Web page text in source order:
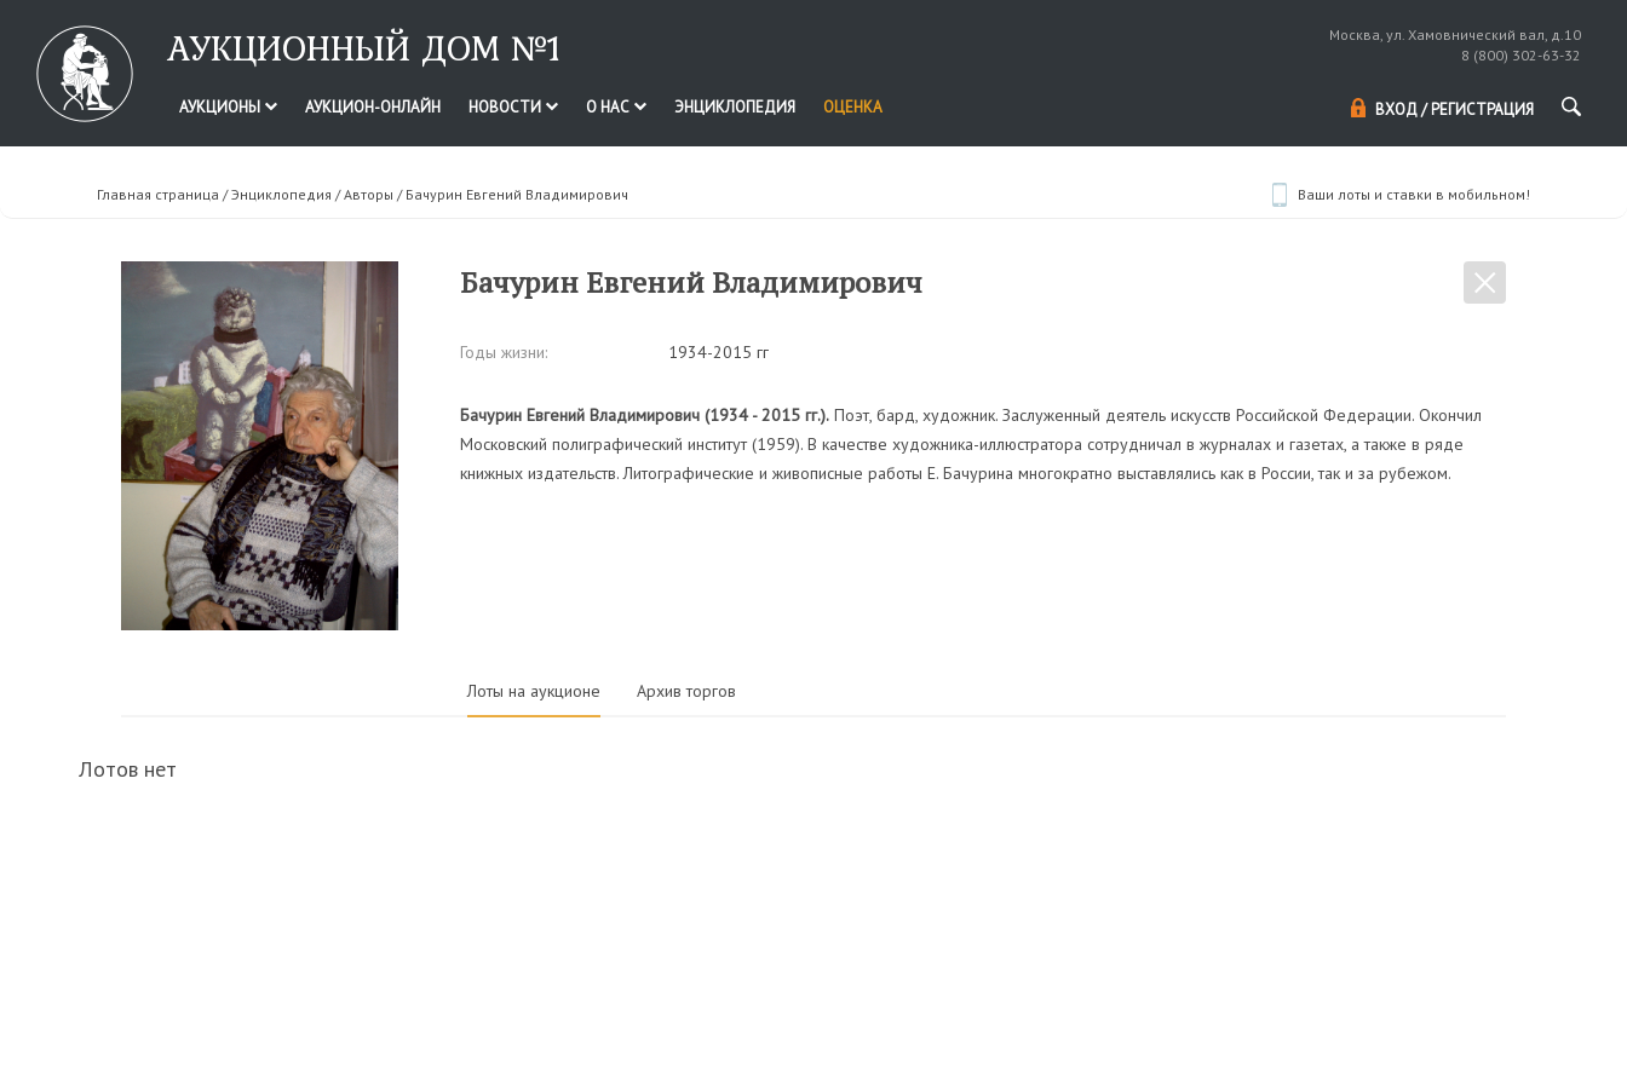
АУКЦИОННЫЙ ДОМ №1
Москва, ул. Хамовнический вал, д.10
8 (800) 302-63-32
АУКЦИОНЫ АУКЦИОН-ОНЛАЙН НОВОСТИ О НАС ЭНЦИКЛОПЕДИЯ ОЦЕНКА ВХОД / РЕГИСТРАЦИЯ
Главная страница /Энциклопедия /Авторы / Бачурин Евгений Владимирович Ваши лоты и ставки в мобильном!
Бачурин Евгений Владимирович
Годы жизни: 1934-2015 гг
Бачурин Евгений Владимирович (1934 - 2015 гг.).Поэт, бард, художник. Заслуженный деятель искусств Российской Федерации. Окончил
Московский полиграфический институт (1959). В качестве художника-иллюстратора сотрудничал в журналах и газетах, а также в ряде
книжных издательств. Литографические и живописные работы Е. Бачурина многократно выставлялись как в России, так и за рубежом.
Лоты на аукционе Архив торгов
Лотов нет